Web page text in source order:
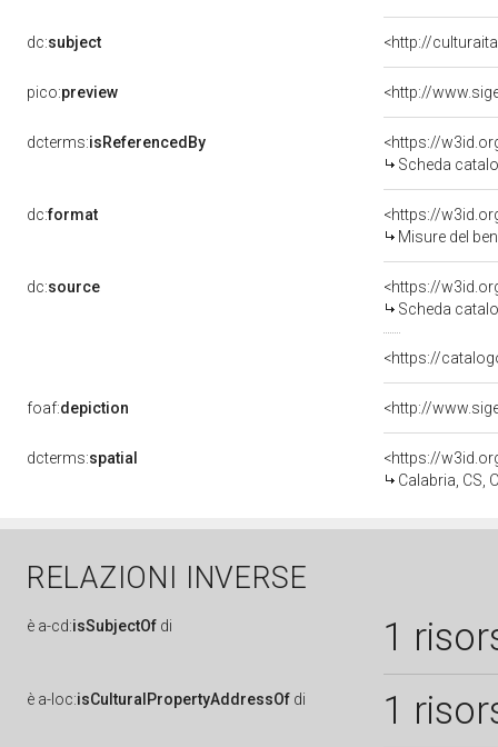
dc:subject <http://
pico:preview
dcterms:isReferencedBy
<https://
Scheda
dc:format
<https://
Misure del
dc:source
<https://
Scheda
<https://
foaf:depiction
dcterms:spatial
<https://
Calabria, CS,
RELAZIONI INVERSE
è a-cd:isSubjectOf di 1
è a-loc:isCulturalPropertyAddressOf di 1